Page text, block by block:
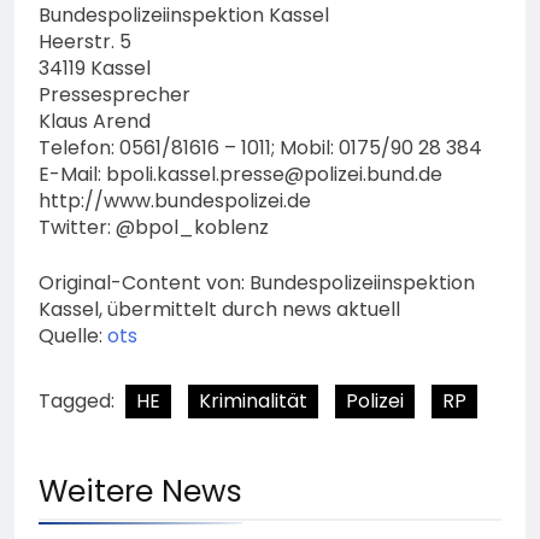
Bundespolizeiinspektion Kassel
Heerstr. 5
34119 Kassel
Pressesprecher
Klaus Arend
Telefon: 0561/81616 – 1011; Mobil: 0175/90 28 384
E-Mail: bpoli.kassel.presse@polizei.bund.de
http://www.bundespolizei.de
Twitter: @bpol_koblenz
Original-Content von: Bundespolizeiinspektion
Kassel, übermittelt durch news aktuell
Quelle: ots
Tagged: HE Kriminalität Polizei RP
Weitere News